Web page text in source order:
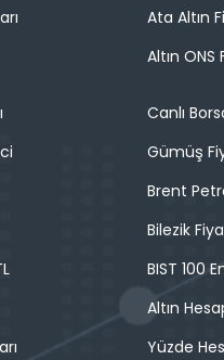
Ata Altın
Altın ONS
Canlı
Gümüş
Brent
Bilezik
BIST 100
Altın
Yüzde